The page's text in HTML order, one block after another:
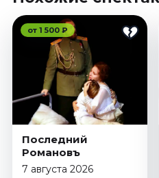
от 1 500 ₽
Последний
Романовъ
7 августа 2026